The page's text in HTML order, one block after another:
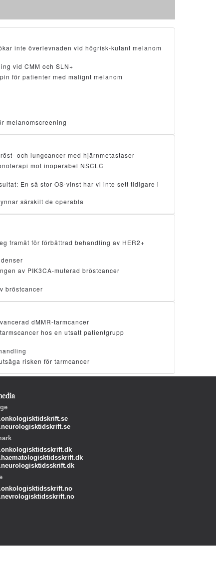
inte överlevnaden vid högrisk-kutant melanom
vid CMM och SLN+
för patienter med malignt melanom
melanomscreening
och lungcancer med hjärnmetastaser
mot inoperabel NSCLC
En så stor OS-vinst har vi inte sett tidigare i
särskilt de operabla
framåt för förbättrad behandling av HER2+
av PIK3CA-muterad bröstcancer
bröstcancer
dMMR-tarmcancer
hos en utsatt patientgrupp
risken för tarmcancer